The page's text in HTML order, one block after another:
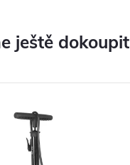
ještě dokoupit